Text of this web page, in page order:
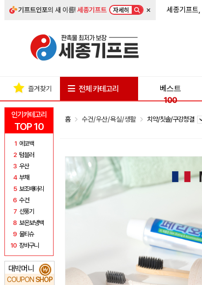
기프트인포의 새 이름!세종기프트 자세히 × 세종기프트,
인기카테고리
TOP 10
1 에코백
2 텀블러
3 우산
4 부채
5 보조배터리
6 수건
7 선풍기
8 보온보냉백
9 물티슈
10 장바구니
대박머니
COUPON SHOP
₩
즐겨찾기 전체 카테고리
베스트
100
홈 수건/우산/욕실/생활 치약/칫솔/구강청결